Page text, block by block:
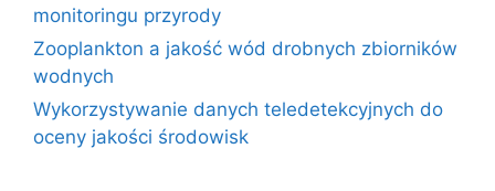
monitoringu przyrody
Zooplankton a jakość wód drobnych zbiorników
wodnych
Wykorzystywanie danych teledetekcyjnych do
oceny jakości środowisk